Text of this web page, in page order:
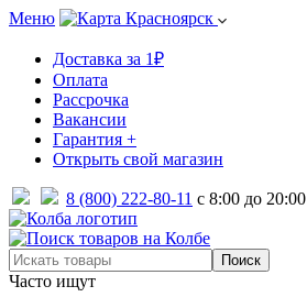
Меню Красноярск
Доставка за 1₽
Оплата
Рассрочка
Вакансии
Гарантия +
Открыть свой магазин
8 (800) 222-80-11 с 8:00 до 20:00
Часто ищут